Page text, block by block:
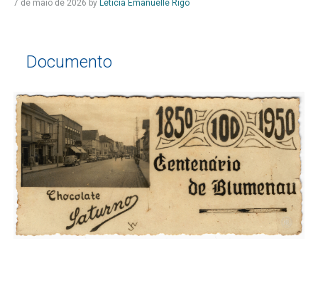
7 de maio de 2026 by Leticia Emanuelle Rigo
Documento